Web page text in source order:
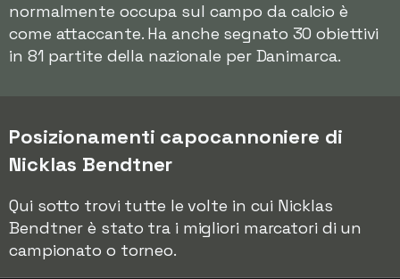
normalmente occupa sul campo da calcio è
come attaccante. Ha anche segnato 30 obiettivi
in 81 partite della nazionale per Danimarca.
Posizionamenti capocannoniere di
Nicklas Bendtner
Qui sotto trovi tutte le volte in cui Nicklas
Bendtner è stato tra i migliori marcatori di un
campionato o torneo.